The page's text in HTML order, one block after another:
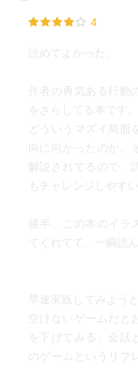
4
読めてよかった。
作者の勇気ある行動
をさらしてる本です。
どういうマズイ局面
向に向かったのか。
解説されてるので、
もチャレンジしやすい
後半、この本のイラ
てくれてて、一瞬読
早速実践してみよう
空けないゲームだと
を下げてみる。会話
のゲームというリフ